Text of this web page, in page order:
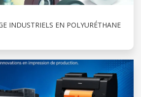
INDUSTRIELS EN POLYURÉTHANE